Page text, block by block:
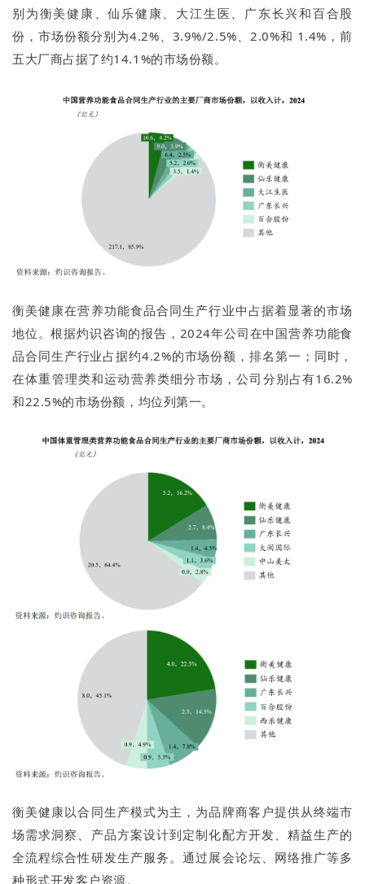
别为衡美健康、仙乐健康、大江生医、广东长兴和百合股
份，市场份额分别为4.2%、3.9%/2.5%、2.0%和 1.4%，前
五大厂商占据了约14.1%的市场份额。
衡美健康在营养功能食品合同生产行业中占据着显著的市场
地位。根据灼识咨询的报告，2024年公司在中国营养功能食
品合同生产行业占据约4.2%的市场份额，排名第一；同时，
在体重管理类和运动营养类细分市场，公司分别占有16.2%
和22.5%的市场份额，均位列第一。
衡美健康以合同生产模式为主，为品牌商客户提供从终端市
场需求洞察、产品方案设计到定制化配方开发、精益生产的
全流程综合性研发生产服务。通过展会论坛、网络推广等多
种形式开发客户资源。